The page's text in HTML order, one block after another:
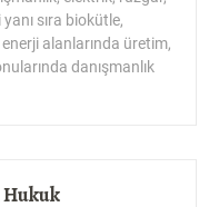
alanlarında üretim,
danışmanlık
kişiler arasında doğan